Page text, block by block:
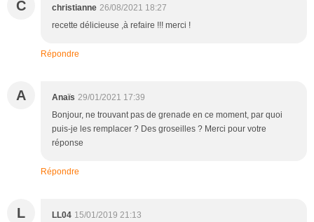
C christianne 26/08/2021 18:27
recette délicieuse ,à refaire !!! merci !
Répondre
A Anaïs 29/01/2021 17:39
Bonjour, ne trouvant pas de grenade en ce moment, par quoi
puis-je les remplacer ? Des groseilles ? Merci pour votre
réponse
Répondre
L LL04 15/01/2019 21:13